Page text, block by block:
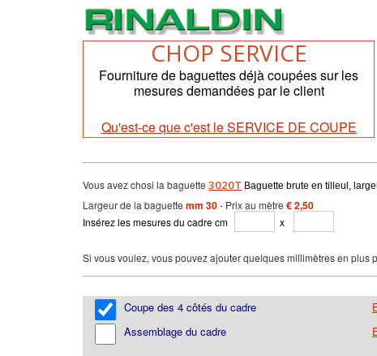
CHOP SERVICE
Fourniture de baguettes déjà coupées sur les
mesures demandées par le client
Qu'est-ce que c'est le SERVICE DE COUPE
Vous avez chosi la baguette 3020T Baguette brute en tilleul,
Largeur de la baguette mm 30- Prix au mètre € 2,50
Insérez les mesures du cadre cm x
Si vous voulez, vous pouvez ajouter quelques millimètres en plus
Coupe des 4 côtés du cadre
Assemblage du cadre